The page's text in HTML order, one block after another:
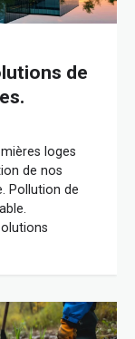
de
loges
de nos
Pollution de